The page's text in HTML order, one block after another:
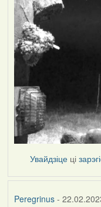
Увайдзіце ці
Peregrinus-